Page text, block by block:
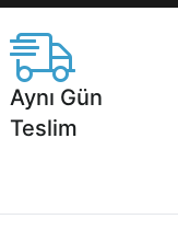
Aynı Gün
Teslim